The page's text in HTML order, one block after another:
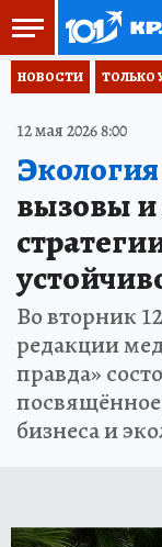
НОВОСТИ ТОЛЬКО
12 мая 2026 8:00
вызовы
Во вторник
редакции
правда»
бизнеса и